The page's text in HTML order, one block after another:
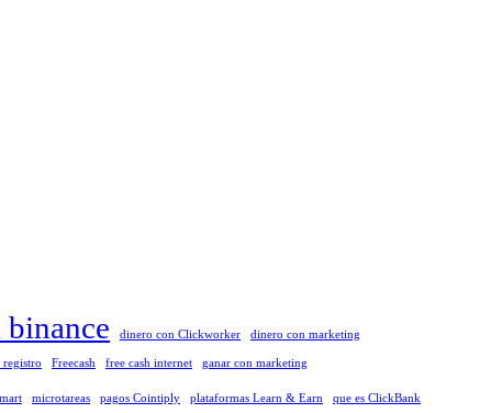
dinero con Clickworker dinero con marketing
registro Freecash free cash internet ganar con marketing
microtareas pagos Cointiply plataformas Learn & Earn
que es ClickBank